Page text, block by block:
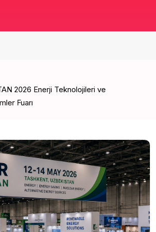
2026 Enerji Teknolojileri ve
Fuarı